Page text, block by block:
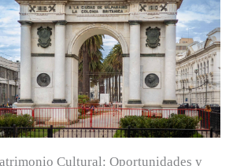
Cultural: Oportunidades y